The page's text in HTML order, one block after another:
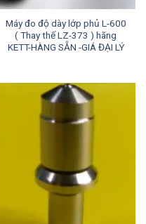
Máy đo độ dày lớp phủ L-600
( Thay thế LZ-373 ) hãng
KETT-HÀNG SẴN -GIÁ ĐẠI LÝ